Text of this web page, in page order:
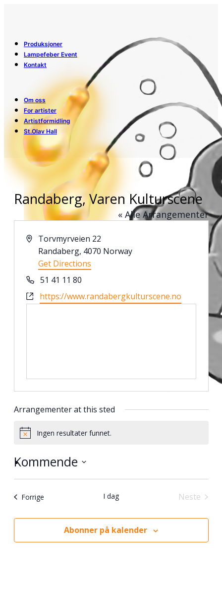
Produksjoner
Lampefeber Event
Kontakt
Om oss
For artister
Artistformidling
St.Olav Hall
Randaberg, Varen Kulturscene
« Alle Arrangementer
Address
Torvmyrveien 22
Randaberg, 4070 Norway
Get Directions
Phone51 41 11 80
Websitehttps://www.randabergkulturscene.no
Arrangementer at this sted
NoticeIngen resultater funnet.
Kommende
Velg
ForrigeArrangementer I dag
Neste
Abonner på kalender